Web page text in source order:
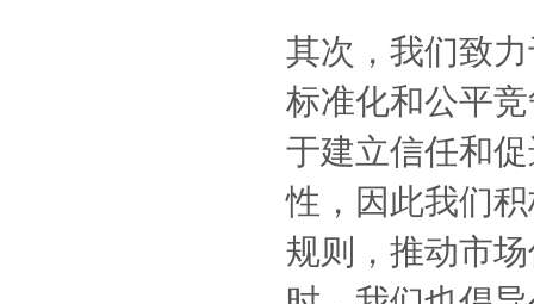
其次，我们致
标准化和公平
于建立信任和
性，因此我们
规则，推动市